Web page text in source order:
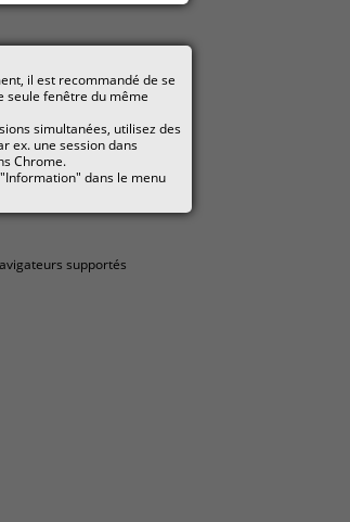
il est recommandé de se
seule fenêtre du même
simultanées, utilisez des
ex. une session dans
Chrome.
dans le menu
supportés